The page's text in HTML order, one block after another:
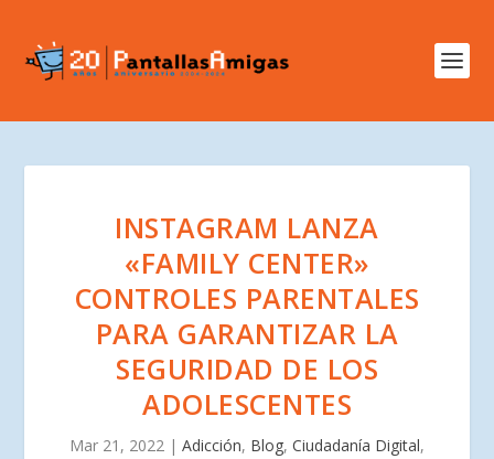
INSTAGRAM LANZA
«FAMILY CENTER»
CONTROLES PARENTALES
PARA GARANTIZAR LA
SEGURIDAD DE LOS
ADOLESCENTES
Mar 21, 2022 | Adicción, Blog, Ciudadanía Digital,